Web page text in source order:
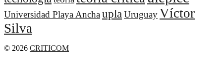
Universidad Playa AnchauplaUruguayVíctor
Silva
© 2026 CRITICOM